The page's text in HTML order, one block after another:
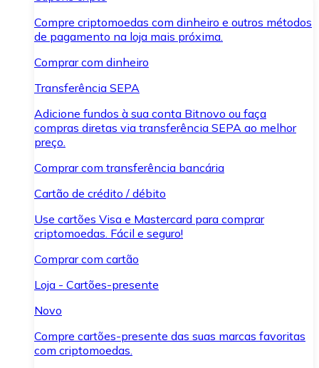
Compre criptomoedas com dinheiro e outros métodos
de pagamento na loja mais próxima.
Comprar com dinheiro
Transferência SEPA
Adicione fundos à sua conta Bitnovo ou faça
compras diretas via transferência SEPA ao melhor
preço.
Comprar com transferência bancária
Cartão de crédito / débito
Use cartões Visa e Mastercard para comprar
criptomoedas. Fácil e seguro!
Comprar com cartão
Loja - Cartões-presente
Novo
Compre cartões-presente das suas marcas favoritas
com criptomoedas.